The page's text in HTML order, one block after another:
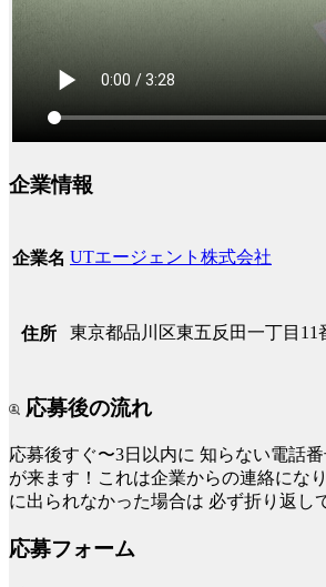
企業情報
企業名 UTエージェント株式会社
住所 東京都品川区東五反田一丁目11
応募後の流れ
応募後すぐ〜3日以内に 知らない電話
が来ます！これは企業からの連絡にな
に出られなかった場合は 必ず折り返し
応募フォーム